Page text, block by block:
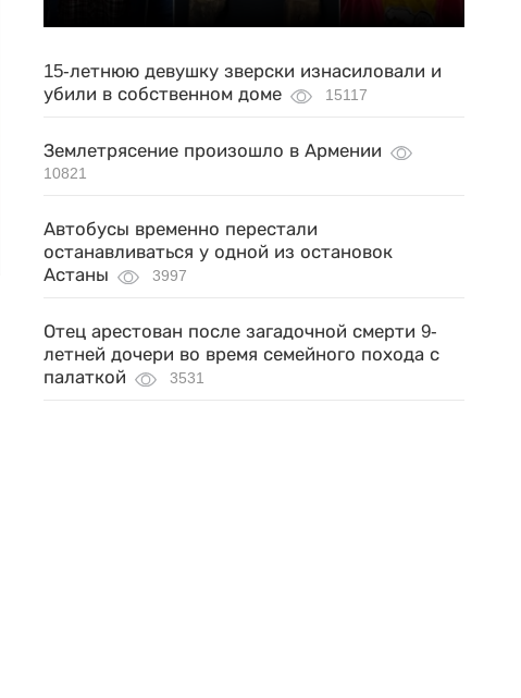
15-летнюю девушку зверски изнасиловали и
убили в собственном доме
15117
Землетрясение произошло в Армении
10821
Автобусы временно перестали
останавливаться у одной из остановок
Астаны
3997
Отец арестован после загадочной смерти 9-
летней дочери во время семейного похода с
палаткой
3531